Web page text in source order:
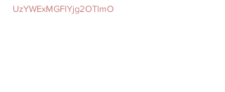
UzYWExMGFlYjg2OTlmO